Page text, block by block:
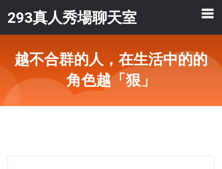
293真人秀場聊天室
越不合群的人，在生活中的的
角色越「狠」